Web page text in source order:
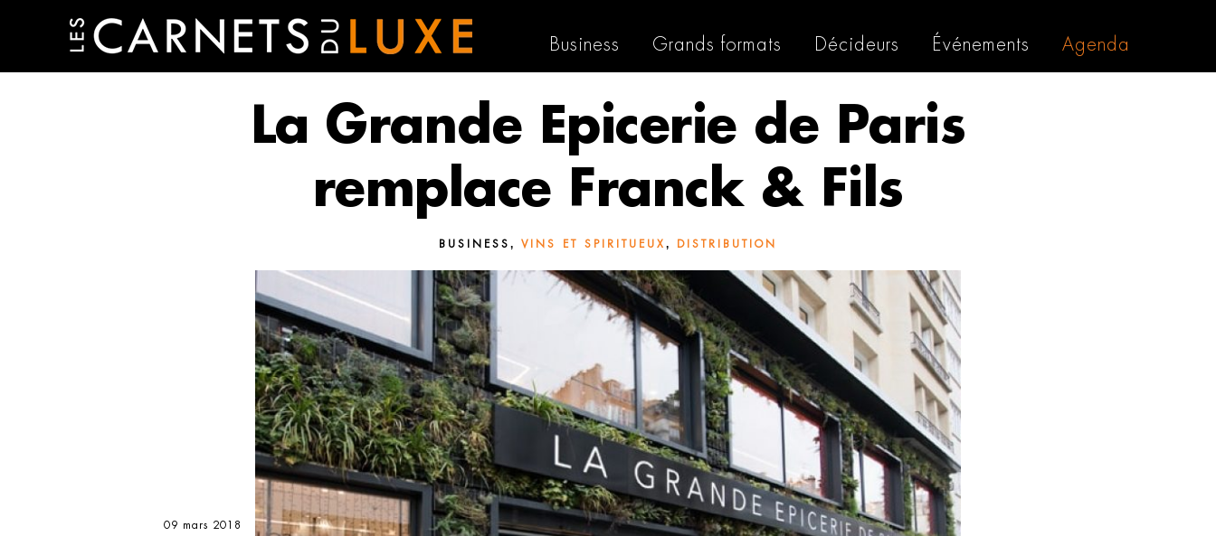
Business Grands formats Décideurs Événements Agenda
La Grande Epicerie de Paris
remplace Franck & Fils
BUSINESS , VINS ET SPIRITUEUX , DISTRIBUTION
09 mars 2018